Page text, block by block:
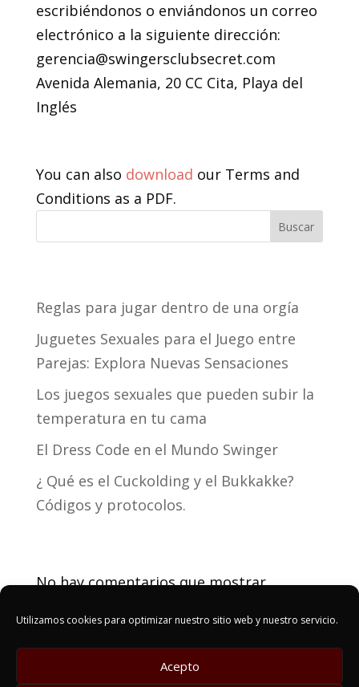
Utilizamos cookies para optimizar nuestro sitio web y nuestro servicio.
Acepto
escribiéndonos o enviándonos un correo
electrónico a la siguiente dirección:
gerencia@swingersclubsecret.com
Avenida Alemania, 20 CC Cita, Playa del
Inglés
You can also download our Terms and
Conditions as a PDF.
Buscar
Reglas para jugar dentro de una orgía
Juguetes Sexuales para el Juego entre
Parejas: Explora Nuevas Sensaciones
Los juegos sexuales que pueden subir la
temperatura en tu cama
El Dress Code en el Mundo Swinger
¿ Qué es el Cuckolding y el Bukkakke?
Códigos y protocolos.
No hay comentarios que mostrar.